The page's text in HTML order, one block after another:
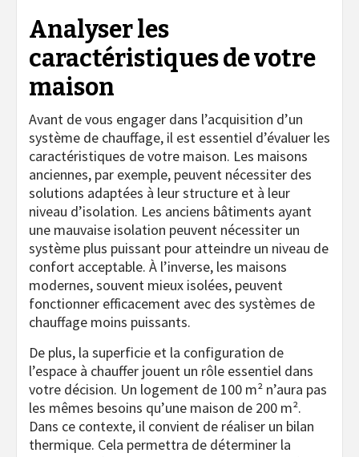
Analyser les
caractéristiques de votre
maison
Avant de vous engager dans l’acquisition d’un
système de chauffage, il est essentiel d’évaluer les
caractéristiques de votre maison. Les maisons
anciennes, par exemple, peuvent nécessiter des
solutions adaptées à leur structure et à leur
niveau d’isolation. Les anciens bâtiments ayant
une mauvaise isolation peuvent nécessiter un
système plus puissant pour atteindre un niveau de
confort acceptable. À l’inverse, les maisons
modernes, souvent mieux isolées, peuvent
fonctionner efficacement avec des systèmes de
chauffage moins puissants.
De plus, la superficie et la configuration de
l’espace à chauffer jouent un rôle essentiel dans
votre décision. Un logement de 100 m² n’aura pas
les mêmes besoins qu’une maison de 200 m².
Dans ce contexte, il convient de réaliser un bilan
thermique. Cela permettra de déterminer la